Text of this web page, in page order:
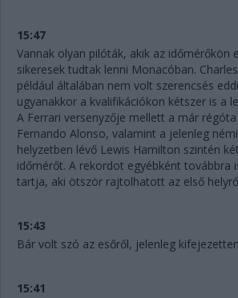
15:47
Vannak olyan pilóták, akik az időmérőkön
sikeresek tudtak lenni Monacóban.
például általában nem volt szerencsés
ugyanakkor a kvalifikációkon kétszer is a
A Ferrari versenyzője mellett a már
Fernando Alonso, valamint a jelenleg
helyzetben lévő Lewis Hamilton szintén
időmérőt. A rekordot egyébként továbbra
tartja, aki ötször rajtolhatott az első
15:43
Bár volt szó az esőről, jelenleg
15:41